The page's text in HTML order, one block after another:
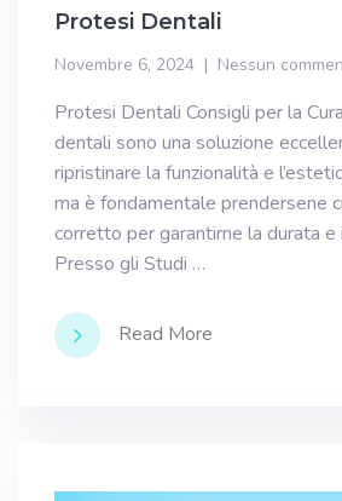
Protesi Dentali
Novembre 6, 2024 Nessun
Protesi Dentali Consigli per la
dentali sono una soluzione
ripristinare la funzionalità e
ma è fondamentale prendersene
corretto per garantirne la durata e
Presso gli Studi …
Read More